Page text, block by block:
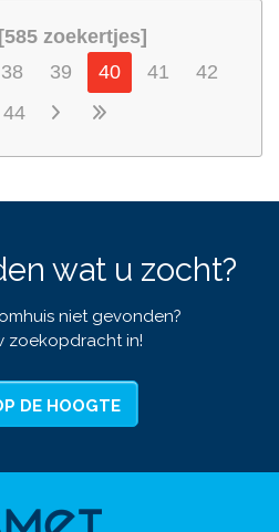
zoekertjes]
38 39 40 41
42
44
wat u zocht?
niet gevonden?
zoekopdracht in!
DE HOOGTE